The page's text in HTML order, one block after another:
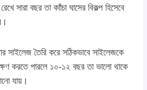
সারা বছর তা কাাঁচা ঘাসের বিকল্প হিসেবে
সাইলেজ তৈরি করে সঠিকভাবে সাইলেজকে
করতে পারলে ১০-১২ বছর তা ভালো থাকে
যায়।